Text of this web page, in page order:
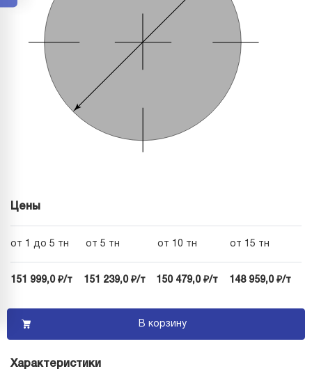
Цены
от 1 до 5 тн от 5 тн от 10 тн от 15 тн
151 999,0 ₽/т 151 239,0 ₽/т 150 479,0 ₽/т 148 959,0 ₽/т
В корзину
Характеристики